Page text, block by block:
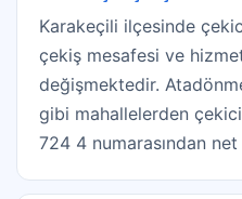
Karakeçili ilçesinde
çekiş mesafesi ve
değişmektedir.
gibi mahallelerden
724 4 numarasından